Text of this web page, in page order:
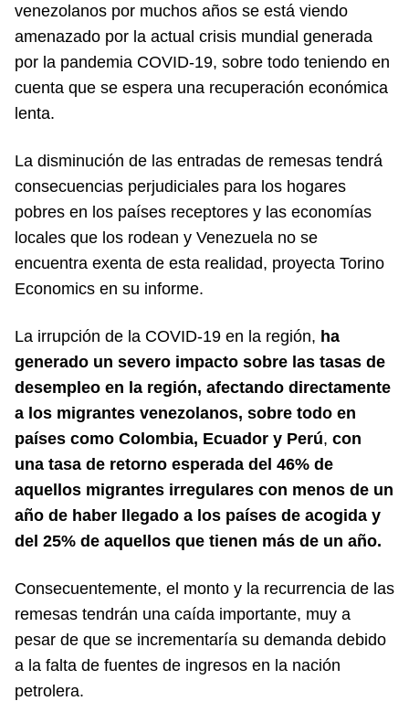
venezolanos por muchos años se está viendo
amenazado por la actual crisis mundial generada
por la pandemia COVID-19, sobre todo teniendo en
cuenta que se espera una recuperación económica
lenta.
La disminución de las entradas de remesas tendrá
consecuencias perjudiciales para los hogares
pobres en los países receptores y las economías
locales que los rodean y Venezuela no se
encuentra exenta de esta realidad, proyecta Torino
Economics en su informe.
La irrupción de la COVID-19 en la región, ha
generado un severo impacto sobre las tasas de
desempleo en la región, afectando directamente
a los migrantes venezolanos, sobre todo en
países como Colombia, Ecuador y Perú, con
una tasa de retorno esperada del 46% de
aquellos migrantes irregulares con menos de un
año de haber llegado a los países de acogida y
del 25% de aquellos que tienen más de un año.
Consecuentemente, el monto y la recurrencia de las
remesas tendrán una caída importante, muy a
pesar de que se incrementaría su demanda debido
a la falta de fuentes de ingresos en la nación
petrolera.